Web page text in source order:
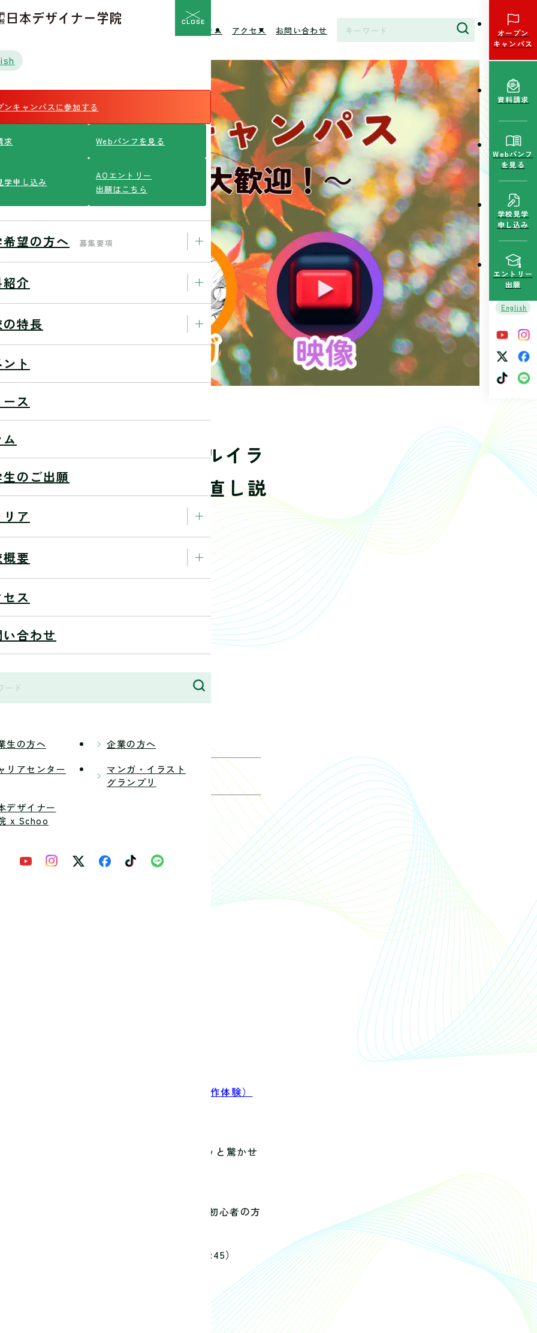
コラム アクセス お問い合わせ
CLOSE
ンキャンパスに参加する
求 Webパンフを見る
学申し込み
AOエントリー
出願はこちら
望の方へ 募集要項
介
特長
ト
ス
のご出願
ア
要
ス
合わせ
生の方へ
企業の方へ
リアセンター
マンガ・イラスト
グランプリ
デザイナー
x Schoo
オープン
キャンパス
資料請求
Webパンフ
を見る
学校見学
申し込み
エントリー
出願
English
！】アニメ・デジタルイラ
体験、留学生・学び直し説
だくさん！
10/20
ャンパスを開催いたします。
座などの新たな講座が開講したり、
たします。
わかる。（アイデア発想体験&デザイン制作体験）
い想いやメッセージを届け、ときにはアッと驚かせ
化しよう！ 使い方は一から教えるので、初心者の方
（13:45～15:45）